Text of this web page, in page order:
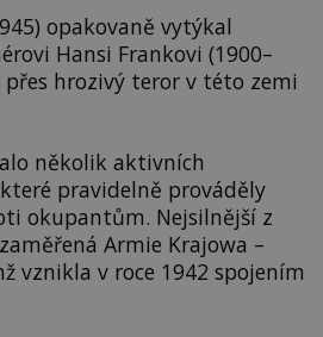
opakovaně vytýkal
Hansi Frankovi (1900–
přes hrozivý teror v této zemi
několik aktivních
pravidelně prováděly
okupantům. Nejsilnější z
Armie Krajowa –
vznikla v roce 1942 spojením